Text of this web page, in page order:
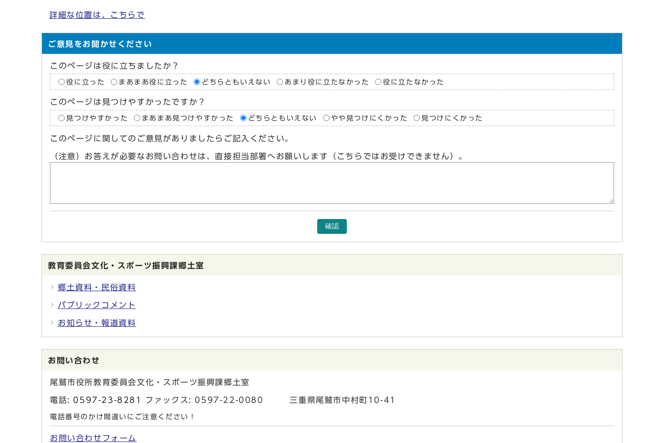
詳細な位置は、こちらで
ご意見をお聞かせください
このページは役に立ちましたか？
役に立った まあまあ役に立った どちらともいえない あまり役に立たなかった 役に立たなかった
このページは見つけやすかったですか？
見つけやすかった まあまあ見つけやすかった どちらともいえない やや見つけにくかった 見つけにくかった
このページに関してのご意見がありましたらご記入ください。
（注意）お答えが必要なお問い合わせは、直接担当部署へお願いします（こちらではお受けできません）。
確認
教育委員会文化・スポーツ振興課郷土室
郷土資料・民俗資料
パブリックコメント
お知らせ・報道資料
お問い合わせ
尾鷲市役所教育委員会文化・スポーツ振興課郷土室
電話: 0597-23-8281 ファックス: 0597-22-0080 三重県尾鷲市中村町10-41
電話番号のかけ間違いにご注意ください！
お問い合わせフォーム